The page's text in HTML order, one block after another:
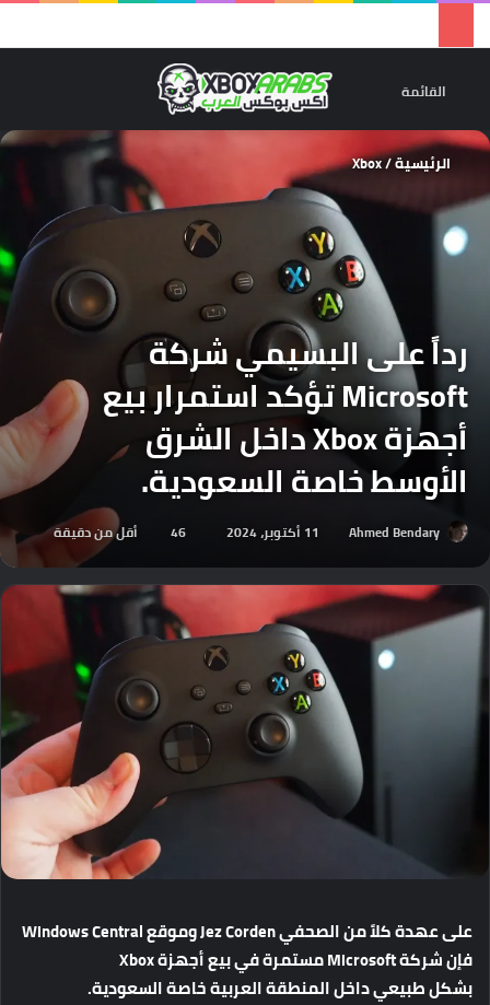
القائمة
الرئيسية/
Xbox
رداً على البسيمي شركة
Microsoft تؤكد استمرار بيع
أجهزة Xbox داخل الشرق
الأوسط خاصة السعودية.
Ahmed Bendary 11 أكتوبر، 2024 46 أقل من دقيقة
علىعهدةكلاًمنالصحفي وموقع
فإنشركة مستمرةفيبيعأجهزة
بشكلطبيعيداخلالمنطقةالعربيةخاصةالسعودية.